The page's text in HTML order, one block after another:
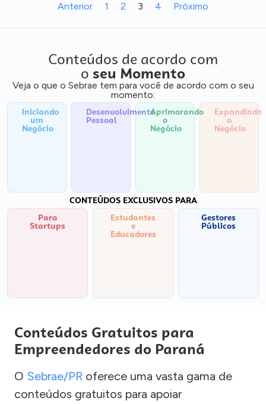
Anterior 1 2 3 4 Próximo
Conteúdos de acordo com
o seu Momento
Veja o que o Sebrae tem para você de acordo com o seu
momento:
Iniciando
um
Negócio
Desenvolvimento
Pessoal
Aprimorando
o
Negócio
Expandindo
o
Negócio
CONTEÚDOS EXCLUSIVOS PARA
Para
Startups
Estudantes
e
Educadores
Gestores
Públicos
Conteúdos Gratuitos para
Empreendedores do Paraná
O Sebrae/PR oferece uma vasta gama de
conteúdos gratuitos para apoiar